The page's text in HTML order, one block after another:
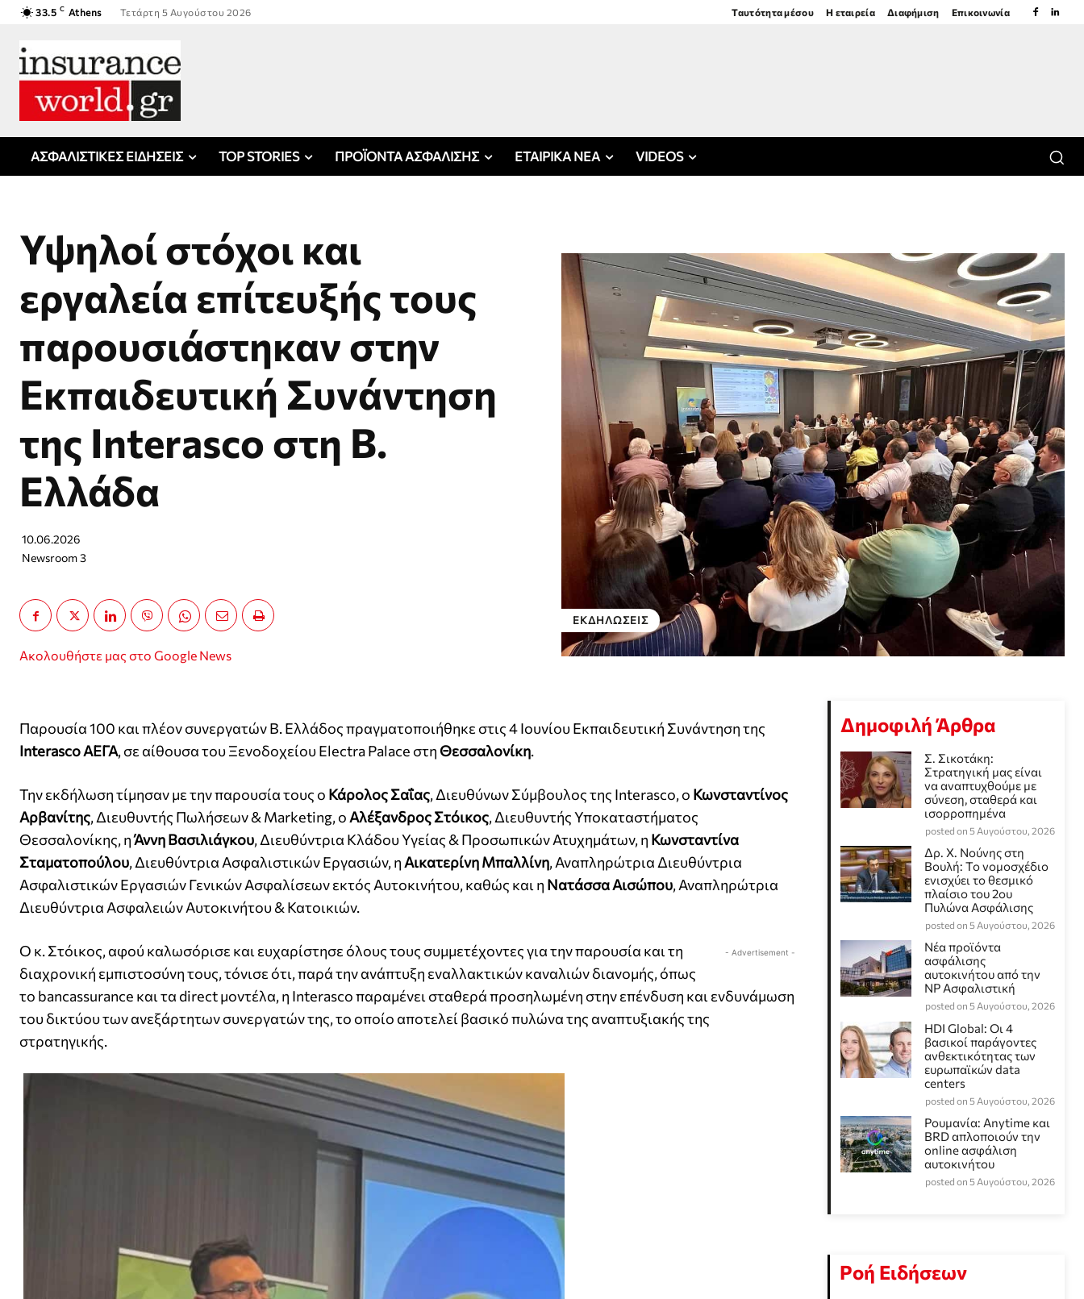
33.5 C Athens Τετάρτη 5 Αυγούστου 2026 Ταυτότητα μέσου Η εταιρεία Διαφήμιση Επικοινωνία
ΑΣΦΑΛΙΣΤΙΚΕΣ ΕΙΔΗΣΕΙΣ TOP STORIES ΠΡΟΪΟΝΤΑ ΑΣΦΑΛΙΣΗΣ ΕΤΑΙΡΙΚΑ ΝΕΑ VIDEOS
Υψηλοί στόχοι και
εργαλεία επίτευξής τους
παρουσιάστηκαν στην
Εκπαιδευτική Συνάντηση
της Interasco στη Β.
Ελλάδα
10.06.2026
Newsroom 3
Ακολουθήστε μας στο Google News
ΕΚΔΗΛΏΣΕΙΣ
Παρουσία 100 και πλέον συνεργατών Β. Ελλάδος πραγματοποιήθηκε στις 4 Ιουνίου Εκπαιδευτική Συνάντηση της
Interasco ΑΕΓΑ, σε αίθουσα του Ξενοδοχείου Electra Palace στη Θεσσαλονίκη.
Την εκδήλωση τίμησαν με την παρουσία τους ο Κάρολος Σαΐας, Διευθύνων Σύμβουλος της Interasco, ο Κωνσταντίνος
Αρβανίτης, Διευθυντής Πωλήσεων & Marketing, οΑλέξανδρος Στόικος, Διευθυντής Υποκαταστήματος
Θεσσαλονίκης, ηΆννη Βασιλιάγκου, Διευθύντρια Κλάδου Υγείας & Προσωπικών Ατυχημάτων, η Κωνσταντίνα
Σταματοπούλου, Διευθύντρια Ασφαλιστικών Εργασιών, ηΑικατερίνηΜπαλλίνη, Αναπληρώτρια Διευθύντρια
Ασφαλιστικών Εργασιών Γενικών Ασφαλίσεων εκτός Αυτοκινήτου, καθώς και η ΝατάσσαΑισώπου, Αναπληρώτρια
Διευθύντρια Ασφαλειών Αυτοκινήτου & Κατοικιών.
- Advertisement -
Ο κ. Στόικος, αφού καλωσόρισε και ευχαρίστησε όλους τους συμμετέχοντες για την παρουσία και τη
διαχρονική εμπιστοσύνη τους, τόνισε ότι, παρά την ανάπτυξη εναλλακτικών καναλιών διανομής, όπως
το bancassurance και τα direct μοντέλα, η Interasco παραμένει σταθερά προσηλωμένη στην επένδυση και ενδυνάμωση
του δικτύου των ανεξάρτητων συνεργατών της, το οποίο αποτελεί βασικό πυλώνα της αναπτυξιακής της
στρατηγικής.
Δημοφιλή Άρθρα
Σ. Σικοτάκη:
Στρατηγική μας είναι
να αναπτυχθούμε με
σύνεση, σταθερά και
ισορροπημένα
posted on 5 Αυγούστου, 2026
Δρ. Χ. Νούνης στη
Βουλή: Το νομοσχέδιο
ενισχύει το θεσμικό
πλαίσιο του 2ου
Πυλώνα Ασφάλισης
posted on 5 Αυγούστου, 2026
Νέα προϊόντα
ασφάλισης
αυτοκινήτου από την
NP Ασφαλιστική
posted on 5 Αυγούστου, 2026
HDI Global: Οι 4
βασικοί παράγοντες
ανθεκτικότητας των
ευρωπαϊκών data
centers
posted on 5 Αυγούστου, 2026
Ρουμανία: Anytime και
BRD απλοποιούν την
online ασφάλιση
αυτοκινήτου
posted on 5 Αυγούστου, 2026
Ροή Ειδήσεων